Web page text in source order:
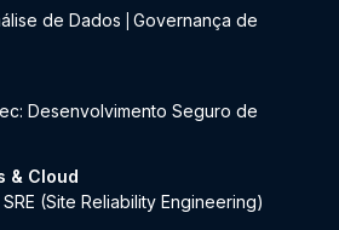
de Dados
Governança de
Desenvolvimento Seguro de
& Cloud
SRE (Site Reliability Engineering)